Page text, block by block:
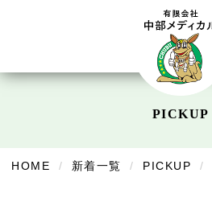
デイサービス
PICKUP
HOME 新着一覧 PICKUP